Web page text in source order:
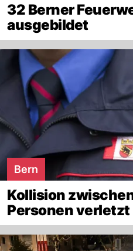
32 Berner
ausgebildet
Bern
Kollision
Personen verletzt